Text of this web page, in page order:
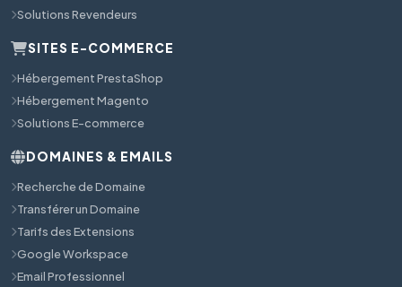
Solutions Revendeurs
SITES E-COMMERCE
Hébergement PrestaShop
Hébergement Magento
Solutions E-commerce
DOMAINES & EMAILS
Recherche de Domaine
Transférer un Domaine
Tarifs des Extensions
Google Workspace
Email Professionnel